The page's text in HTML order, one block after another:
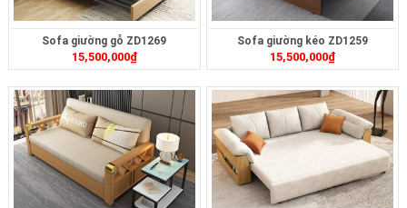
Sofa giường gỗ ZD1269
15,500,000₫
Sofa giường kéo ZD1259
15,500,000₫